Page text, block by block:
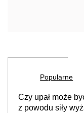
Popularne
Czy upał może
z powodu siły